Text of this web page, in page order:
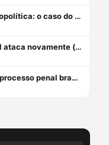
Ep. 025 Letalidade policial e Necropolítica: o caso do Guarujá
Lei 14.843/2024: populismo penal ataca novamente (parte 1)
Novos contornos da confissão no processo penal brasileiro com Gina Muniz